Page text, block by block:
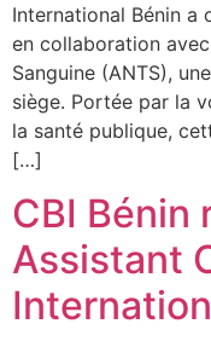
International Bénin a
en collaboration
Sanguine (ANTS),
siège. Portée par la
la santé publique,
[…]
CBI Bénin
Assistant